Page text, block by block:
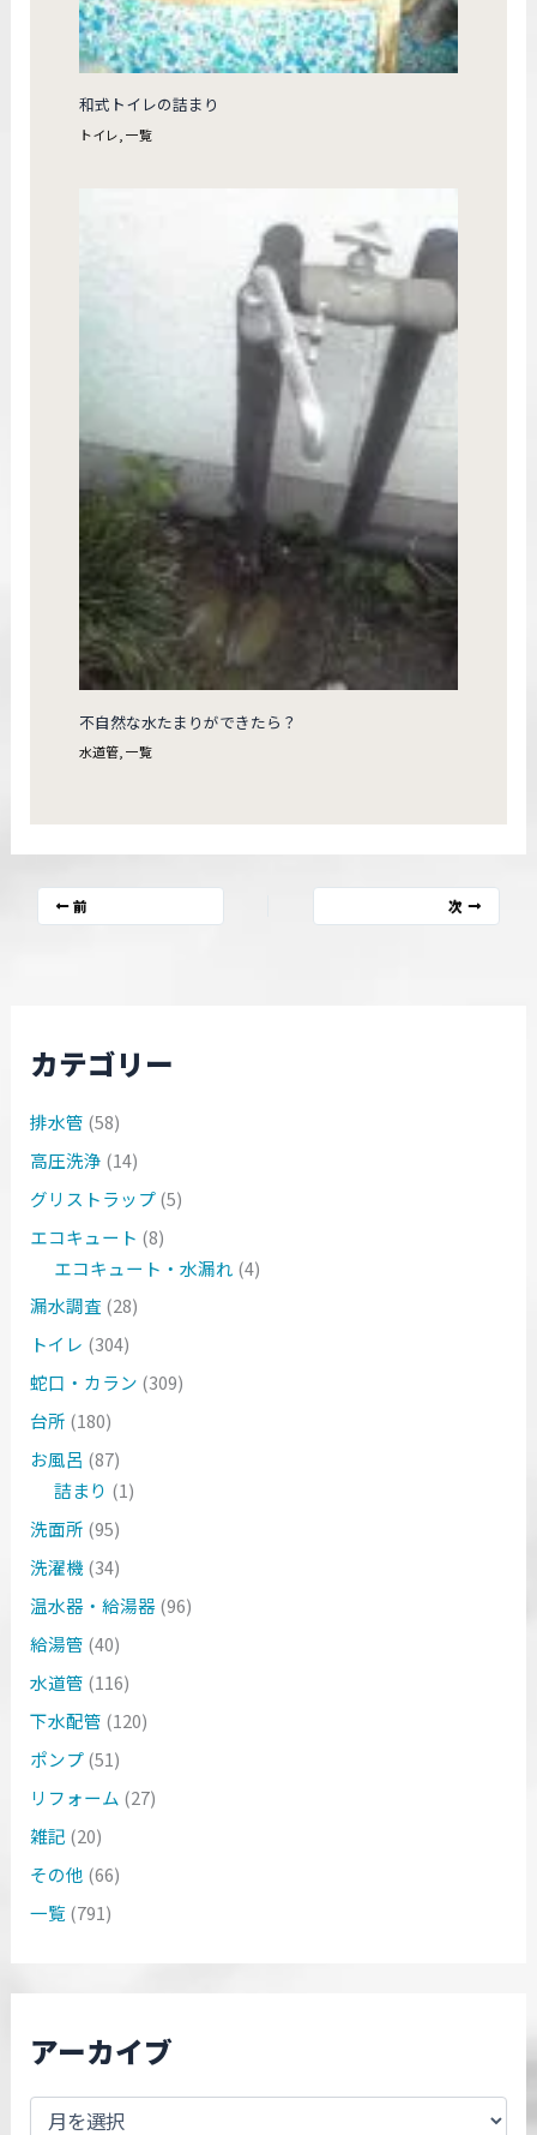
和式トイレの詰まり
トイレ ,一覧
不自然な水たまりができたら？
水道管,一覧
前 次
カテゴリー
排水管 (58)
高圧洗浄 (14)
グリストラップ(5)
エコキュート (8)
エコキュート・水漏れ (4)
漏水調査 (28)
トイレ (304)
蛇口・カラン (309)
台所 (180)
お風呂 (87)
詰まり (1)
洗面所 (95)
洗濯機 (34)
温水器・給湯器(96)
給湯管 (40)
水道管 (116)
下水配管 (120)
ポンプ(51)
リフォーム (27)
雑記 (20)
その他 (66)
一覧(791)
アーカイブ